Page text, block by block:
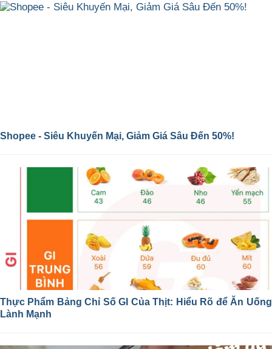
Shopee - Siêu Khuyến Mại, Giảm Giá Sâu Đến 50%!
Thực Phẩm Bảng Chỉ Số GI Của Thịt: Hiểu Rõ để Ăn Uống
Lành Mạnh